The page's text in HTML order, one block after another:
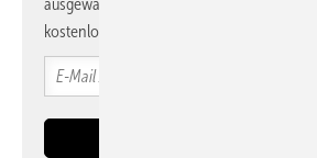
kostenlos direkt ins Postfach.